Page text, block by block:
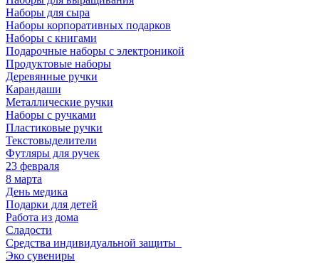
Наборы для сыра
Наборы корпоративных подарков
Наборы с книгами
Подарочные наборы с электроникой
Продуктовые наборы
Деревянные ручки
Карандаши
Металлические ручки
Наборы с ручками
Пластиковые ручки
Текстовыделители
Футляры для ручек
23 февраля
8 марта
День медика
Подарки для детей
Работа из дома
Сладости
Средства индивидуальной защиты_
Эко сувениры